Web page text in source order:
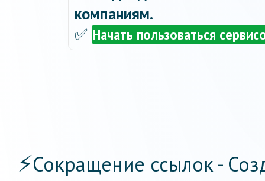
компаниям.
✅ Начать пользоваться
⚡Сокращение ссылок -